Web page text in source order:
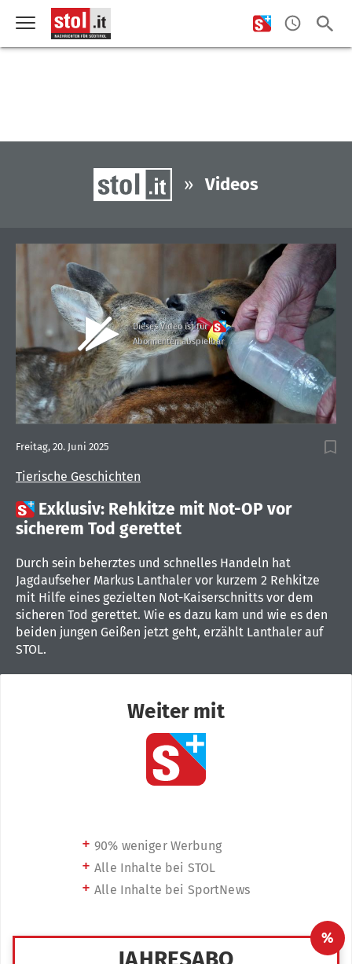
» Videos
Dieses Video ist für
Abonnenten abspielbar
Tierische Geschichten
Freitag, 20. Juni 2025
 Exklusiv: Rehkitze mit Not-OP vor
sicherem Tod gerettet
Durch sein beherztes und schnelles Handeln hat
Jagdaufseher Markus Lanthaler vor kurzem 2 Rehkitze
mit Hilfe eines gezielten Not-Kaiserschnitts vor dem
sicheren Tod gerettet. Wie es dazu kam und wie es den
beiden jungen Geißen jetzt geht, erzählt Lanthaler auf
STOL.